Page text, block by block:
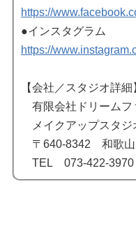
https://
●インスタグラム
https://
【会社／スタジオ詳細
有限会社ドリームフ
メイクアップスタ
〒640-8342 和歌山
TEL 073-422-3970